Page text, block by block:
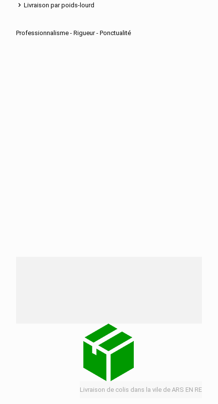
Livraison par poids-lourd
Professionnalisme - Rigueur - Ponctualité
Livraison de colis dans la vile de ARS EN RE